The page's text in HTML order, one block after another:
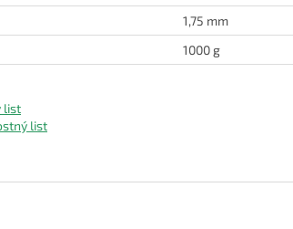
1,75 mm
1000 g
list
list